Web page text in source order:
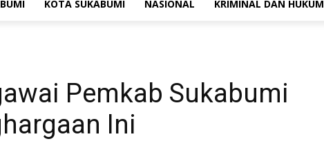
KOTA SUKABUMI NASIONAL KRIMINAL DAN HUKUM
Pemkab Sukabumi
Ini